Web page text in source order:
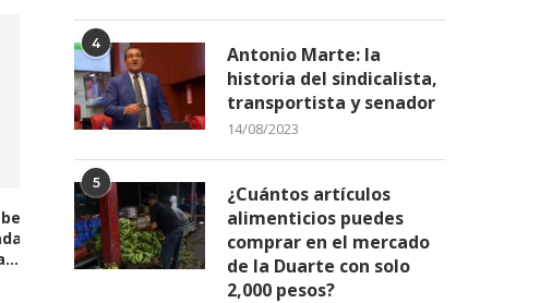
Croacia aplaca a Marruecos y se
queda con...
19/12/2022
Selección de mayores y
inician prácticas para...
06/08/2022
4
Antonio Marte: la
historia del sindicalista,
transportista y senador
14/08/2023
5
¿Cuántos artículos
alimenticios puedes
comprar en el mercado
de la Duarte con solo
2,000 pesos?